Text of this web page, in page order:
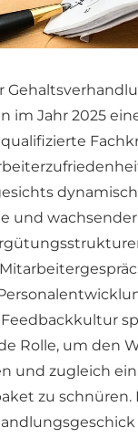
im Jahr 2025
und wachsender
Rolle, um den
und zugleich
zu schnüren.